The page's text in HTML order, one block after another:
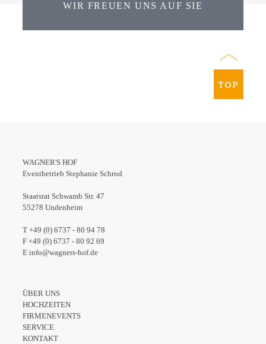
WIR FREUEN UNS AUF SIE
TOP
WAGNER'S HOF
Eventbetrieb Stephanie Schrod
Staatsrat Schwamb Str. 47
55278 Undenheim
T +49 (0) 6737 - 80 94 78
F +49 (0) 6737 - 80 92 69
E info@wagners-hof.de
ÜBER UNS
HOCHZEITEN
FIRMENEVENTS
SERVICE
KONTAKT